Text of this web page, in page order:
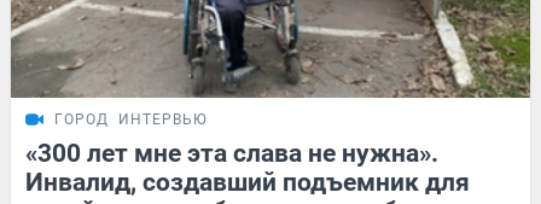
ГОРОД ИНТЕРВЬЮ
«300 лет мне эта слава не нужна».
Инвалид, создавший подъемник для